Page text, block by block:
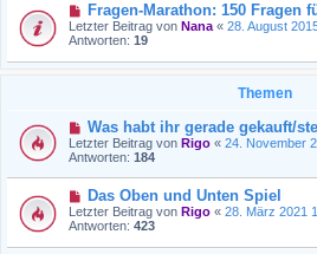
Fragen-Marathon: 150 Fragen
Letzter Beitrag von Nana « 28. August
Antworten: 19
Themen
Was habt ihr gerade gekauft/
Letzter Beitrag von Rigo « 24. November
Antworten: 184
Das Oben und Unten Spiel
Letzter Beitrag von Rigo « 28. März 2021
Antworten: 423